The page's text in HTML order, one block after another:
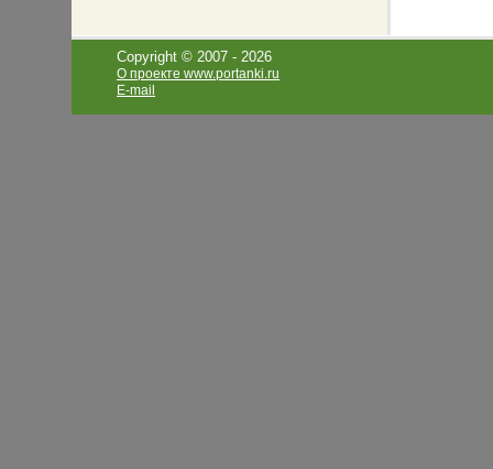
Copyright © 2007 - 2026
О проекте www.portanki.ru
E-mail